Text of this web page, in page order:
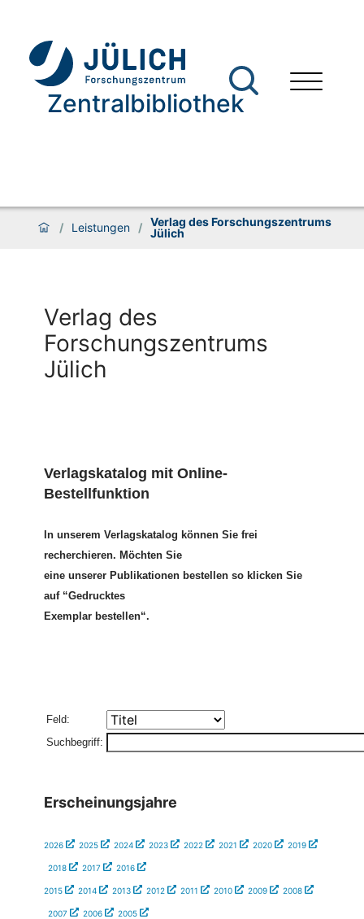
Zentralbibliothek
/ Leistungen / Verlag des Forschungszentrums
Jülich
Verlag des
Forschungszentrums
Jülich
Verlagskatalog mit Online-
Bestellfunktion
In unserem Verlagskatalog können Sie frei
recherchieren. Möchten Sie
eine unserer Publikationen bestellen so klicken Sie
auf “Gedrucktes
Exemplar bestellen“.
Feld:
Suchbegriff:
Erscheinungsjahre
2026 2025 2024 2023 2022 2021 2020 2019
2018 2017 2016
2015 2014 2013 2012 2011 2010 2009 2008
2007 2006 2005